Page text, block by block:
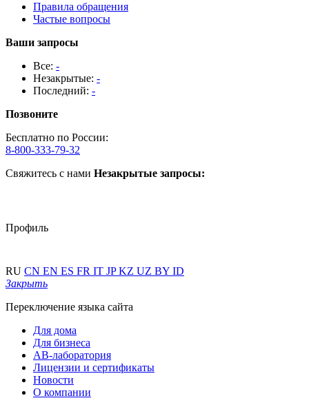
Правила обращения
Частые вопросы
Ваши запросы
Все: -
Незакрытые: -
Последний: -
Позвоните
Бесплатно по России:
8-800-333-79-32
Свяжитесь с нами Незакрытые запросы:
Профиль
RU CN EN ES FR IT JPKZ UZ BY ID
Закрыть
Переключение языка сайта
Для дома
Для бизнеса
АВ-лаборатория
Лицензии и сертификаты
Новости
О компании